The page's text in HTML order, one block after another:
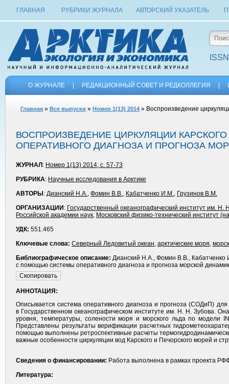
ГЛАВНАЯ РУБРИКИ ЖУРНАЛА АВТОРСКИЙ УКАЗАТЕЛЬ
О ЖУРНАЛЕ РЕДАКЦИОННЫЙ СОВЕТ И РЕДКОЛЛЕГИЯ
Главная » Все выпуски » Номер 1(13) 2014 » Воспроизведение
ВОСПРОИЗВЕДЕНИЕ ЦИРКУЛЯЦИИ
ОПЕРАТИВНОГО ДИАГНОЗА И ПРОГНОЗА
ЖУРНАЛ : Номер 1(13) 2014, с. 57-73
РУБРИКА: Научные исследования в Арктике
АВТОРЫ : Дианский Н.А., Фомин В.В., Кабатченко И.М., Грузинов В.М.
ОРГАНИЗАЦИИ : Государственный океанографический институт им. Н.
Российской академии наук, Московский физико-технический институт
УДК: 551.465
Ключевые слова: Северный Ледовитый океан, арктические моря,
Библиографическое описание: Дианский Н.А., Фомин В.В., Кабатченко
с помощью системы оперативного диагноза и прогноза морской
АННОТАЦИЯ:
Описывается система оперативного диагноза и прогноза (СОДиП) для
в Государственном океанографическом институте им. Н. Н. Зубова.
уровня, температуры, солености моря и морского льда по модели
Представлены результаты верификации расчетных
помощью выполнены ретроспективные расчеты
важные особенности циркуляции вод Карского и Печорского морей и
Сведения о финансировании: Работа выполнена в рамках проекта
Литература: